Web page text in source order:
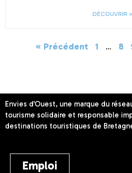
DÉCOUVRIR »
« Précédent 1 … 8
Envies d’Ouest, une marque du
tourisme solidaire et responsable
destinations touristiques de
Emploi